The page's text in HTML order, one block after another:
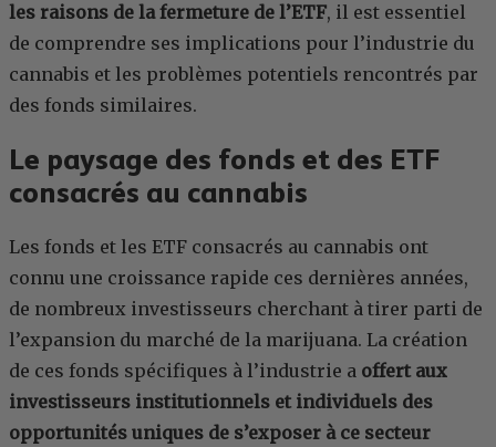
les raisons de la fermeture de l’ETF, il est essentiel
de comprendre ses implications pour l’industrie du
cannabis et les problèmes potentiels rencontrés par
des fonds similaires.
Le paysage des fonds et des ETF
consacrés au cannabis
Les fonds et les ETF consacrés au cannabis ont
connu une croissance rapide ces dernières années,
de nombreux investisseurs cherchant à tirer parti de
l’expansion du marché de la marijuana. La création
de ces fonds spécifiques à l’industrie a offert aux
investisseurs institutionnels et individuels des
opportunités uniques de s’exposer à ce secteur